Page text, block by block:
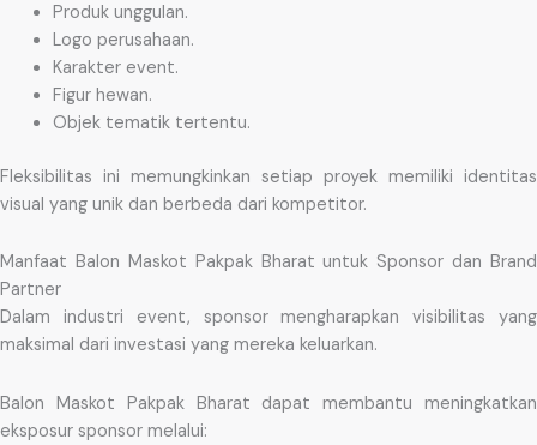
Produk unggulan.
Logo perusahaan.
Karakter event.
Figur hewan.
Objek tematik tertentu.
Fleksibilitas ini memungkinkan setiap proyek memiliki identitas
visual yang unik dan berbeda dari kompetitor.
Manfaat Balon Maskot Pakpak Bharat untuk Sponsor dan Brand
Partner
Dalam industri event, sponsor mengharapkan visibilitas yang
maksimal dari investasi yang mereka keluarkan.
Balon Maskot Pakpak Bharat dapat membantu meningkatkan
eksposur sponsor melalui: